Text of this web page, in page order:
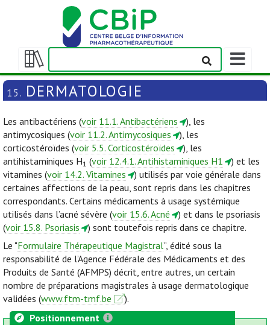
Afficher/masquer
la
table
matières
Afficher/
la
barre
navigation
15. DERMATOLOGIE
Les antibactériens (voir 11.1. Antibactériens
), les
antimycosiques (voir 11.2. Antimycosiques
), les
corticostéroïdes (voir 5.5. Corticostéroïdes
), les
antihistaminiques H1 (voir 12.4.1. Antihistaminiques H1
) et les
vitamines (voir 14.2. Vitamines
) utilisés par voie générale dans
certaines affections de la peau, sont repris dans les chapitres
correspondants. Certains médicaments à usage systémique
utilisés dans l’acné sévère (voir 15.6. Acné
) et dans le psoriasis
(voir 15.8. Psoriasis
) sont toutefois repris dans ce chapitre.
Le "Formulaire Thérapeutique Magistral”, édité sous la
responsabilité de l’Agence Fédérale des Médicaments et des
Produits de Santé (AFMPS) décrit, entre autres, un certain
nombre de préparations magistrales à usage dermatologique
validées (www.ftm-tmf.be
).
Positionnement